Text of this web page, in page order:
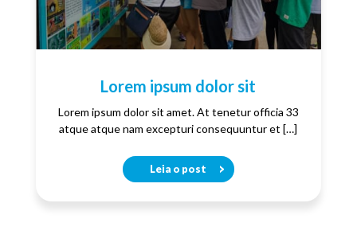
Lorem ipsum dolor sit
Lorem ipsum dolor sit amet. At tenetur officia 33
atque atque nam excepturi consequuntur et […]
Leia o post